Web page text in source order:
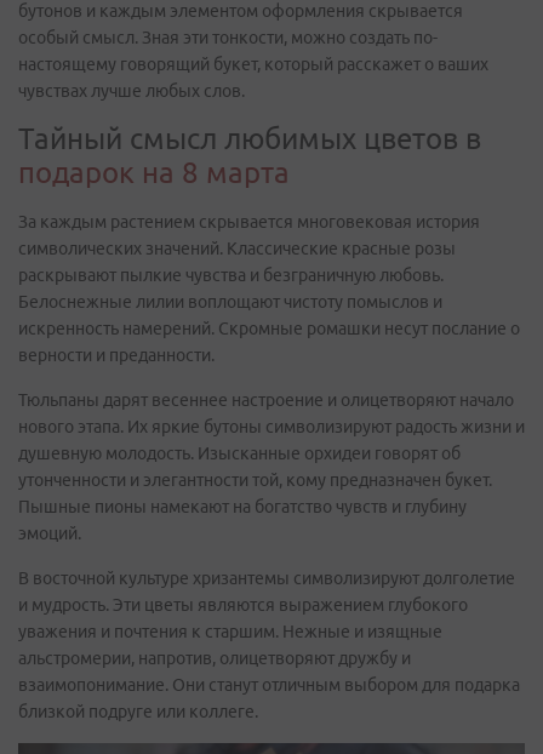
бутонов и каждым элементом оформления скрывается
особый смысл. Зная эти тонкости, можно создать по-
настоящему говорящий букет, который расскажет о ваших
чувствах лучше любых слов.
Тайный смысл любимых цветов в
подарок на 8 марта
За каждым растением скрывается многовековая история
символических значений. Классические красные розы
раскрывают пылкие чувства и безграничную любовь.
Белоснежные лилии воплощают чистоту помыслов и
искренность намерений. Скромные ромашки несут послание о
верности и преданности.
Тюльпаны дарят весеннее настроение и олицетворяют начало
нового этапа. Их яркие бутоны символизируют радость жизни и
душевную молодость. Изысканные орхидеи говорят об
утонченности и элегантности той, кому предназначен букет.
Пышные пионы намекают на богатство чувств и глубину
эмоций.
В восточной культуре хризантемы символизируют долголетие
и мудрость. Эти цветы являются выражением глубокого
уважения и почтения к старшим. Нежные и изящные
альстромерии, напротив, олицетворяют дружбу и
взаимопонимание. Они станут отличным выбором для подарка
близкой подруге или коллеге.